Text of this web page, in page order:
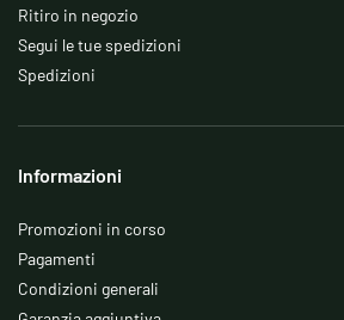
Ritiro in negozio
Segui le tue spedizioni
Spedizioni
Informazioni
Promozioni in corso
Pagamenti
Condizioni generali